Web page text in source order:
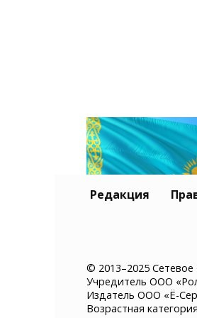
Казахстан
платное
въезд для
Редакция
© 2013–2025
Учредитель ООО
Издатель ООО «Ё-
Возрастная